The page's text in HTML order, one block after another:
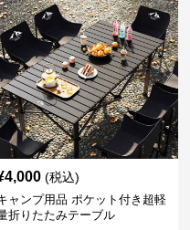
4,000 (税込)
ャンプ用品 ポケット付き超軽
折りたたみテーブル